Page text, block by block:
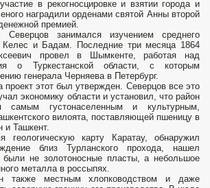
в рекогносцировке и взятии города и
наградили орденами святой Анны второй
премией.
занимался изучением среднего
Келес и Бадам. Последние три месяца 1864
провел в Шымкенте, работая над
о Туркестанской области, с которым
генерала Черняева в Петербург.
этот был утвержден. Северцов все это
экономику области и установил, что район
самым густонаселенным и культурным,
вилоята, поставляющей пшеницу в
и Ташкент.
геологическую карту Каратау, обнаружил
близ Турланского прохода, нашел
были не золотоносные пласты, а небольшое
металла в россыпях.
также местным хлопководством и даже